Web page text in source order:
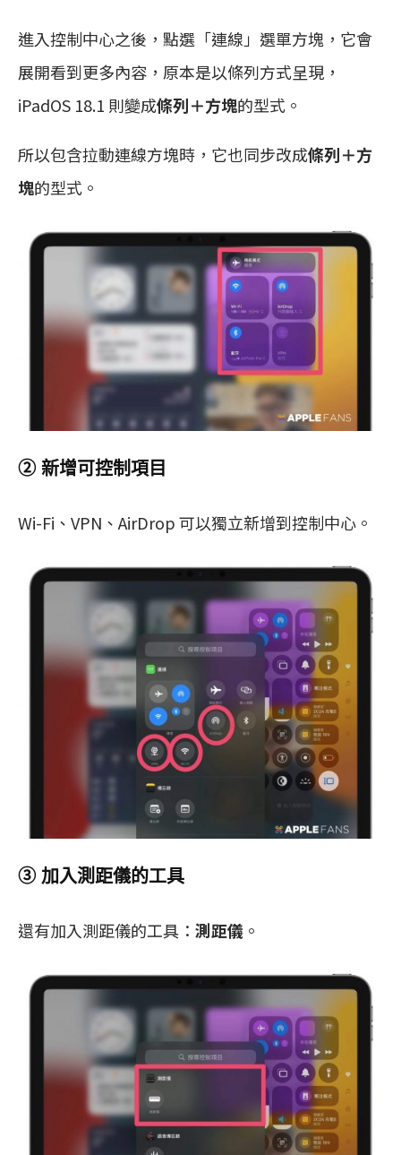
進入控制中心之後，點選「連線」選單方塊，它會
展開看到更多內容，原本是以條列方式呈現，
iPadOS 18.1 則變成條列＋方塊的型式。
所以包含拉動連線方塊時，它也同步改成條列＋方
塊的型式。
② 新增可控制項目
Wi-Fi、VPN、AirDrop 可以獨立新增到控制中心。
③ 加入測距儀的工具
還有加入測距儀的工具： 測距儀 。